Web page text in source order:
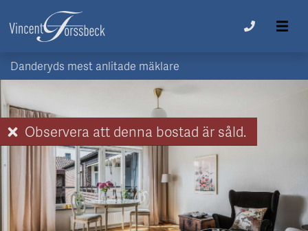
Danderyds mest anlitade mäklare
Observera att denna bostad är såld.